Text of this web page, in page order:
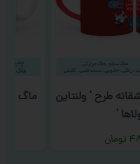
طرح ‘ ولنتاین
‘
تومان